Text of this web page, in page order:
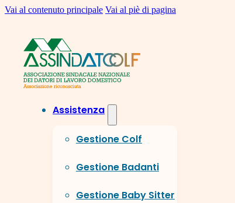
Vai al contenuto principale Vai al piè di pagina
Assistenza
Gestione Colf
Gestione Badanti
Gestione Baby Sitter